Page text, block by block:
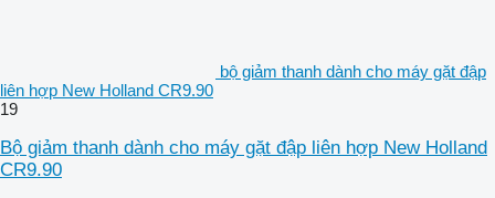
bộ giảm thanh dành cho máy gặt đập
liên hợp New Holland CR9.90
19
Bộ giảm thanh dành cho máy gặt đập liên hợp New Holland
CR9.90